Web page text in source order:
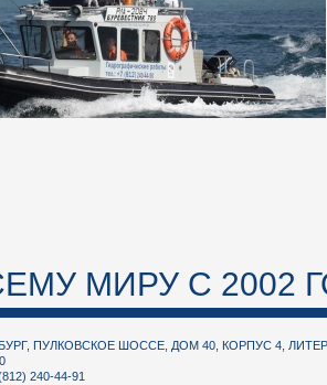
МИРУ С 2002
ПУЛКОВСКОЕ ШОССЕ, ДОМ 40, КОРПУС 4,
240-44-91